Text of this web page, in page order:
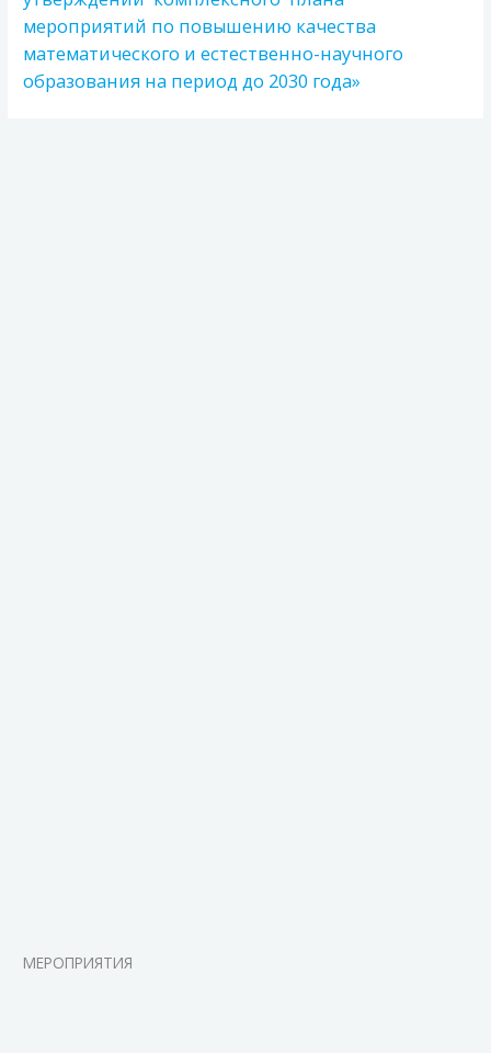
мероприятий по повышению качества
математического и естественно-научного
образования на период до 2030 года»
МЕРОПРИЯТИЯ